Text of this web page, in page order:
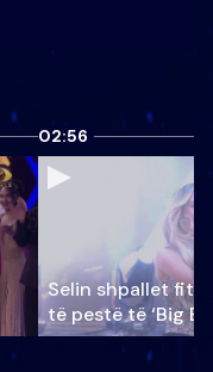
02:56
Selin shpallet
të pestë të ‘Big